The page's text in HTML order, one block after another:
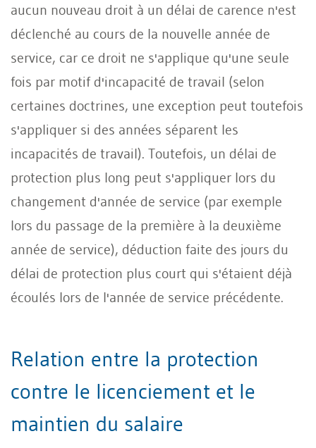
aucun nouveau droit à un délai de carence n'est
déclenché au cours de la nouvelle année de
service, car ce droit ne s'applique qu'une seule
fois par motif d'incapacité de travail (selon
certaines doctrines, une exception peut toutefois
s'appliquer si des années séparent les
incapacités de travail). Toutefois, un délai de
protection plus long peut s'appliquer lors du
changement d'année de service (par exemple
lors du passage de la première à la deuxième
année de service), déduction faite des jours du
délai de protection plus court qui s'étaient déjà
écoulés lors de l'année de service précédente.
Relation entre la protection
contre le licenciement et le
maintien du salaire